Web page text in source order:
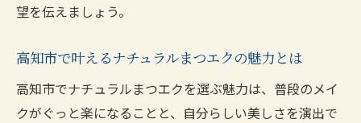
望を伝えましょう。
高知市で叶えるナチュラルまつエクの魅力とは
高知市でナチュラルまつエクを選ぶ魅力は、普段のメイ
クがぐっと楽になることと、自分らしい美しさを演出で